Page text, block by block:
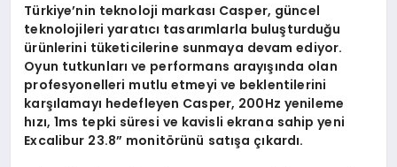
Türkiye’nin teknoloji markası Casper, güncel
teknolojileri yaratıcı tasarımlarla buluşturduğu
ürünlerini tüketicilerine sunmaya devam ediyor.
Oyun tutkunları ve performans arayışında olan
profesyonelleri mutlu etmeyi ve beklentilerini
karşılamayı hedefleyen Casper, 200Hz yenileme
hızı, 1ms tepki süresi ve kavisli ekrana sahip yeni
Excalibur 23.8” monitörünü satışa çıkardı.